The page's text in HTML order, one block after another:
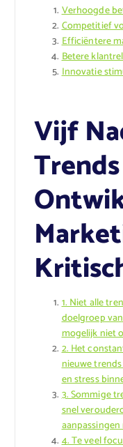
Verhoogde
Competitief
Efficiëntere
Betere
Innovatie
Vijf
1. Niet alle
doelgroep
mogelijk niet
2. Het
nieuwe
en stress
3. Sommige
snel
4. Te veel